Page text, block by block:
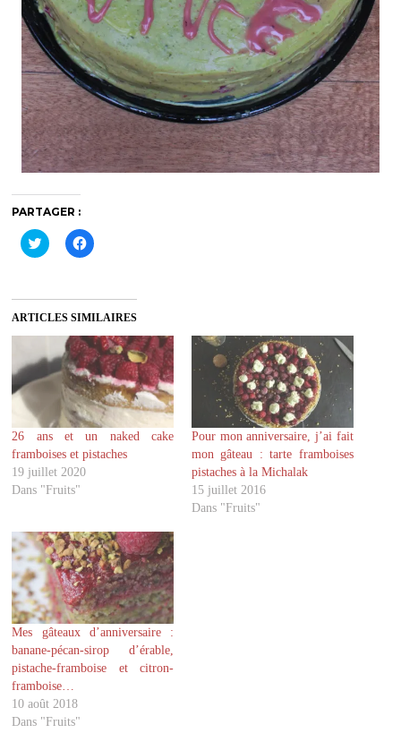
PARTAGER :
C
l
e
z
p
o
r
p
a
g
e
r
s
u
r
T
t
t
e
r
o
u
v
r
e
d
a
n
s
u
n
e
n
C
l
e
z
p
o
u
r
p
a
r
t
a
g
e
r
s
e
b
o
o
k
(
o
u
v
r
e
d
a
ARTICLES SIMILAIRES
26 ans et un naked cake
framboises et pistaches
19 juillet 2020
Dans "Fruits"
Pour mon anniversaire, j’ai fait
mon gâteau : tarte framboises
pistaches à la Michalak
15 juillet 2016
Dans "Fruits"
Mes gâteaux d’anniversaire :
banane-pécan-sirop d’érable,
pistache-framboise et citron-
framboise…
10 août 2018
Dans "Fruits"